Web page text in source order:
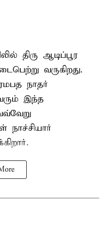
திரு ஆடிப்பூர
வருகிறது.
நாதர்
இந்த